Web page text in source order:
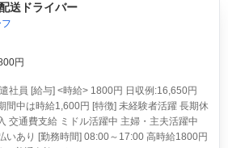
送ドライバー
円
社員 [給与] <時給> 1800円 日収例:16,650円
間中は時給1,600円 [特徴] 未経験者活躍 長期休
交通費支給 ミドル活躍中 主婦・主夫活躍中
いあり [勤務時間] 08:00～17:00 高時給1800円